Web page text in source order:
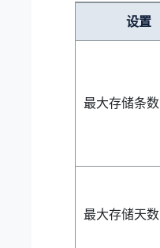
设置
最大存储条数
最大存储天数